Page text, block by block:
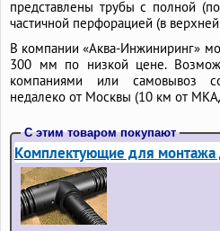
представлены трубы с полной
частичной перфорацией (в
В компании «Аква-Инжиниринг»
300 мм по низкой цене.
компаниями или самовывоз
недалеко от Москвы (10 км от
С этим товаром покупают
Комплектующие для